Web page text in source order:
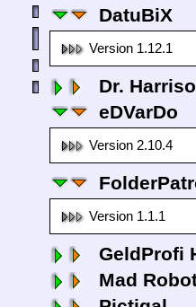
DatuBiX
Version 1.12.1
Dr.
eDVarDo
Version 2.10.4
Version 1.1.1
GeldProfi
Mad